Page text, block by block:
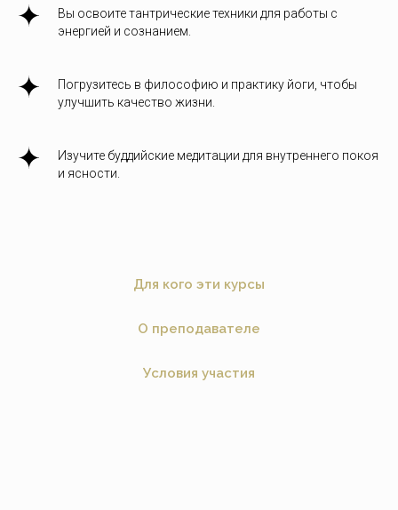
Вы освоите тантрические техники для работы с
энергией и сознанием.
Погрузитесь в философию и практику йоги, чтобы
улучшить качество жизни.
Изучите буддийские медитации для внутреннего покоя
и ясности.
Для кого эти курсы
О преподавателе
Условия участия